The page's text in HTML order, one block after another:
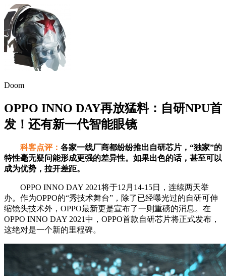
Doom
OPPO INNO DAY再放猛料：自研NPU首
发！还有新一代智能眼镜
科客点评： 各家一线厂商都纷纷推出自研芯片，“独家”的
特性毫无疑问能形成更强的差异性。如果出色的话，甚至可以
成为优势，拉开差距。
OPPO INNO DAY 2021将于12月14-15日，连续两天举
办。作为OPPO的“秀技术舞台”，除了已经曝光过的自研可伸
缩镜头技术外，OPPO最新更是宣布了一则重磅的消息。在
OPPO INNO DAY 2021中，OPPO首款自研芯片将正式发布，
这绝对是一个新的里程碑。